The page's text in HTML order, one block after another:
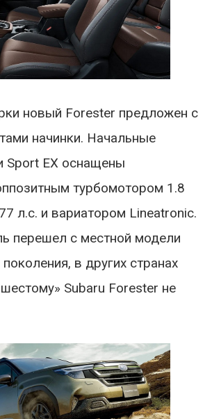
новый Forester предложен с
начинки. Начальные
Sport EX оснащены
турбомотором 1.8
л.с. и вариатором Lineatronic.
перешел с местной модели
в других странах
Subaru Forester не